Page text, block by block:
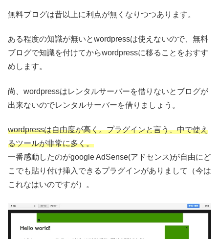
無料ブログは昔以上に利点が無くなりつつあります。
ある程度の知識が無いとwordpressは使えないので、無料
ブログで知識を付けてからwordpressに移ることをおすす
めします。
尚、wordpressはレンタルサーバーを借りないとブログが
出来ないのでレンタルサーバーを借りましょう。
wordpressは自由度が高く。プラグインと言う、中で使え
るツールが非常に多く。
一番感動したのがgoogle AdSense(アドセンス)が自由にど
こでも貼り付け挿入できるプラグインがありまして（今は
これなはいのですが）。